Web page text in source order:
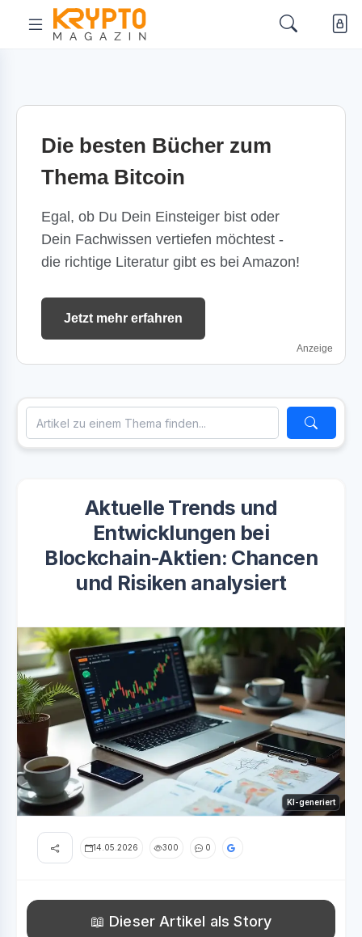
Die besten Bücher zum
Thema Bitcoin
Egal, ob Du Dein Einsteiger bist oder
Dein Fachwissen vertiefen möchtest -
die richtige Literatur gibt es bei Amazon!
Jetzt mehr erfahren
Anzeige
Aktuelle Trends und
Entwicklungen bei
Blockchain-Aktien: Chancen
und Risiken analysiert
KI-generiert
14.05.2026 300 0
📖 Dieser Artikel als Story